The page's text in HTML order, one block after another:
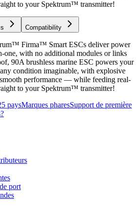
to your Spektrum™ transmitter!
Compatibility
Firma™ Smart ESCs deliver power
one, with no additional modules or links
90A brushless marine ESC powers your
condition imaginable, with explosive
performance — while feeding real-
to your Spektrum™ transmitter!
paysMarques pharesSupport de première
port